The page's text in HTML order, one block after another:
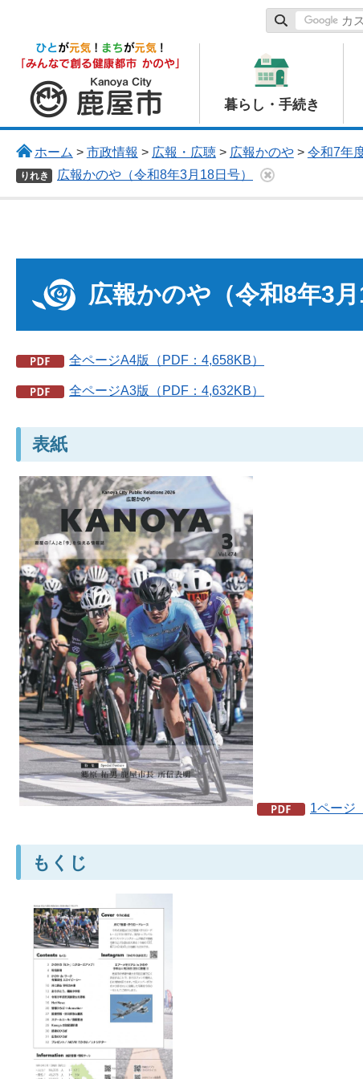
鹿屋市
暮らし・手続き
ホーム > 市政情報 > 広報・広聴> 広報かのや> 令和7年
りれき 広報かのや（令和8年3月18日号）
広報かのや（令和8年3月
全ページA4版（PDF：4,658KB）
全ページA3版（PDF：4,632KB）
表紙
1ページ
もくじ